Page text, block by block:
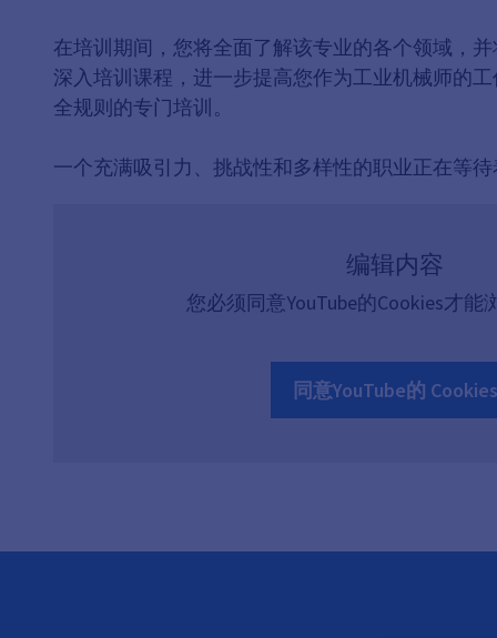
在培训期间，您将全面了解该专业的各个领域，
深入培训课程，进一步提高您作为工业机械师的
全规则的专门培训。
一个充满吸引力、挑战性和多样性的职业正在等待
编辑内容
您必须同意YouTube的Cookies才能
同意YouTube的 Cookies